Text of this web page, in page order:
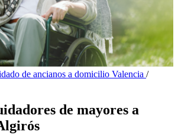
de ancianos a domicilio Valencia /
de mayores a